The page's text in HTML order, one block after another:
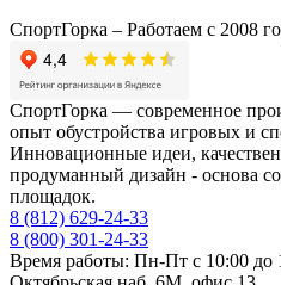
СпортГорка – Работаем с 2008
СпортГорка — современное
опыт обустройства игровых и
Инновационные идеи,
продуманный дизайн - основа
площадок.
8 (812) 629-24-33
8 (800) 301-24-33
Время работы: Пн-Пт с 10:00 до